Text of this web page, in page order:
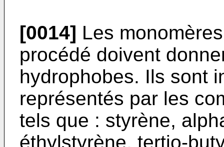
[0014] Les
procédé doivent
hydrophobes. Ils sont
représentés par les
tels que : styrène,
éthylstyrène, tertio-